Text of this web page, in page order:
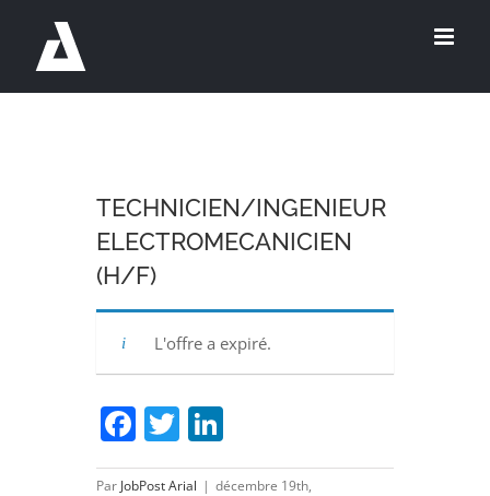
contenu
TECHNICIEN/INGENIEUR
ELECTROMECANICIEN
(H/F)
L'offre a expiré.
Facebook
Twitter
Par JobPost Arial | décembre 19th,